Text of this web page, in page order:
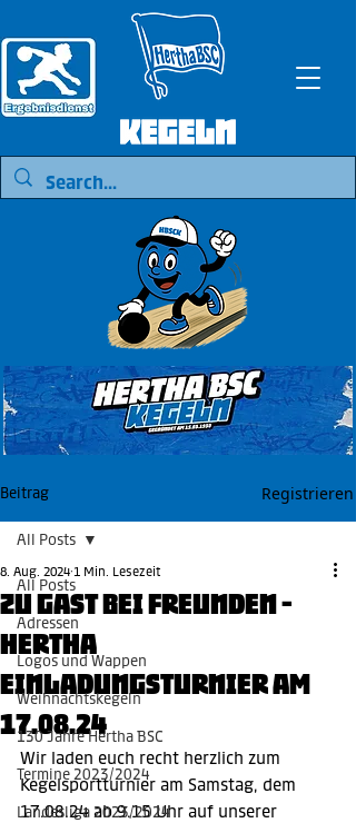
Beitrag Registrieren
All Posts
Adressen
Logos und Wappen
Weihnachtskegeln
130 Jahre Hertha BSC
Termine 2023/2024
Landesliga 2023/2024
All Posts
Zu Gast bei Freunden -
Hertha
Einladungsturnier am
17.08.24
8. Aug. 2024 1 Min. Lesezeit
Wir laden euch recht herzlich zum
Kegelsportturnier am Samstag, dem
17.08.24 ab 9.15 Uhr auf unserer